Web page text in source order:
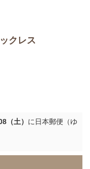
クレス
（土） に 日本郵便（ゆ